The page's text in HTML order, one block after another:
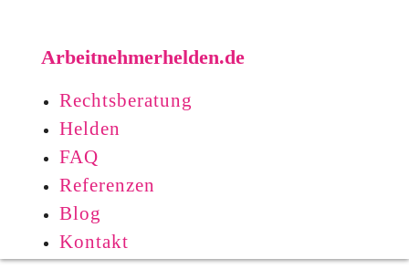
Arbeitnehmerhelden.de
Rechtsberatung
Helden
FAQ
Referenzen
Blog
Kontakt